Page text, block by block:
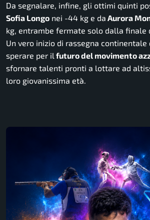
Da segnalare, infine, gli ottimi quinti
Sofia Longo nei -44 kg e da Aurora
kg, entrambe fermate solo dalla finale
Un vero inizio di rassegna continentale
sperare per il futuro del movimento
sfornare talenti pronti a lottare ad
loro giovanissima età.